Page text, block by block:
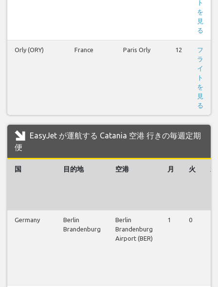
ト
を
見
る
Orly (ORY) France Paris Orly 12
フ
ラ
イ
ト
を
見
る
EasyJet が運航する Catania 空港 行きの毎週定期
便
国 目的地 空港 月 火 水
Germany
Berlin
Brandenburg
Berlin
Brandenburg
Airport (BER)
1 0